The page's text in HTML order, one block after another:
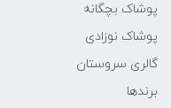
پوشاک بچگانه
پوشاک نوزادی
گالری سروستان
برندها